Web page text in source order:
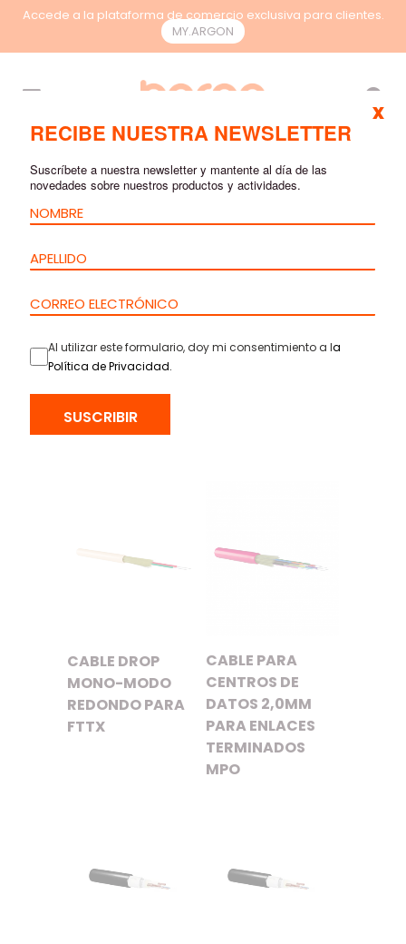
Accede a la plataforma de comercio exclusiva para clientes.
MY.ARGON
CABLES
DISTRIBUCIÓN –
CABLE DROP
MONO-MODO
REDONDO PARA
FTTX
CABLE PARA
CENTROS DE
DATOS 2,0MM
PARA ENLACES
TERMINADOS
MPO
RECIBE NUESTRA NEWSLETTER
Suscríbete a nuestra newsletter y mantente al día de las
novedades sobre nuestros productos y actividades.
Al utilizar este formulario, doy mi consentimiento a la
Política de Privacidad.
SUSCRIBIR
x